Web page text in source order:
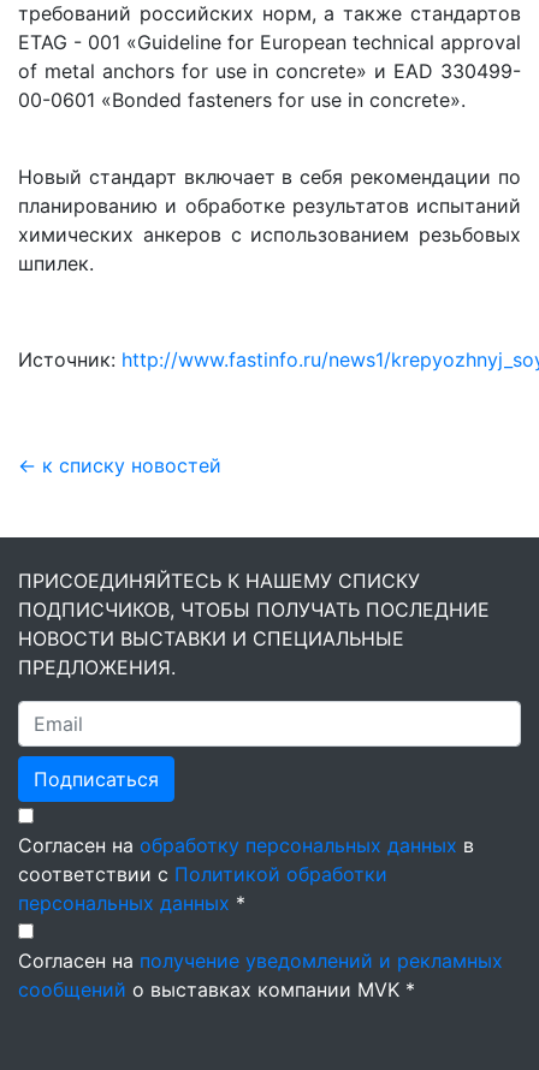
требований российских норм, а также стандартов
ETAG - 001 «Guideline for European technical approval
of metal anchors for use in concrete» и EAD 330499-
00-0601 «Bonded fasteners for use in concrete».
Новый стандарт включает в себя рекомендации по
планированию и обработке результатов испытаний
химических анкеров с использованием резьбовых
шпилек.
Источник: http://www.fastinfo.ru/news1/
← к списку новостей
ПРИСОЕДИНЯЙТЕСЬ К НАШЕМУ СПИСКУ
ПОДПИСЧИКОВ, ЧТОБЫ ПОЛУЧАТЬ ПОСЛЕДНИЕ
НОВОСТИ ВЫСТАВКИ И СПЕЦИАЛЬНЫЕ
ПРЕДЛОЖЕНИЯ.
Подписаться
Согласен на обработку персональных данных в
соответствии с Политикой обработки
персональных данных *
Согласен на получение уведомлений и рекламных
сообщений о выставках компании MVK *